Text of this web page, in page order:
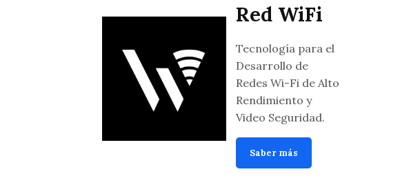
Red WiFi
Tecnología para el
Desarrollo de
Redes Wi-Fi de Alto
Rendimiento y
Video Seguridad.
Saber más